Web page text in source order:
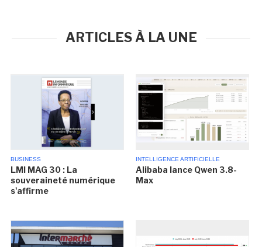
ARTICLES À LA UNE
BUSINESS
LMI MAG 30 : La
souveraineté numérique
s'affirme
INTELLIGENCE ARTIFICIELLE
Alibaba lance Qwen 3.8-
Max